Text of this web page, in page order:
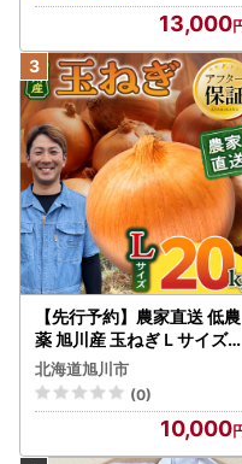
13,000
【先行予約】農家直送 低農
薬 旭川産 玉ねぎＬサイズ2
0kg(2026年9月発送開始
予定)_ | 玉ねぎ 05935
北海道旭川市
(0)
10,000